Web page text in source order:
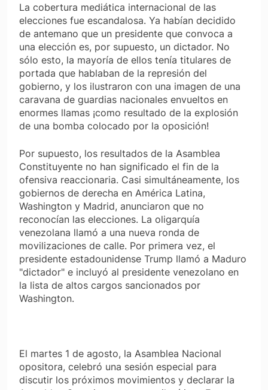
La cobertura mediática internacional de las
elecciones fue escandalosa. Ya habían decidido
de antemano que un presidente que convoca a
una elección es, por supuesto, un dictador. No
sólo esto, la mayoría de ellos tenía titulares de
portada que hablaban de la represión del
gobierno, y los ilustraron con una imagen de una
caravana de guardias nacionales envueltos en
enormes llamas ¡como resultado de la explosión
de una bomba colocado por la oposición!
Por supuesto, los resultados de la Asamblea
Constituyente no han significado el fin de la
ofensiva reaccionaria. Casi simultáneamente, los
gobiernos de derecha en América Latina,
Washington y Madrid, anunciaron que no
reconocían las elecciones. La oligarquía
venezolana llamó a una nueva ronda de
movilizaciones de calle. Por primera vez, el
presidente estadounidense Trump llamó a Maduro
"dictador" e incluyó al presidente venezolano en
la lista de altos cargos sancionados por
Washington.
El martes 1 de agosto, la Asamblea Nacional
opositora, celebró una sesión especial para
discutir los próximos movimientos y declarar la